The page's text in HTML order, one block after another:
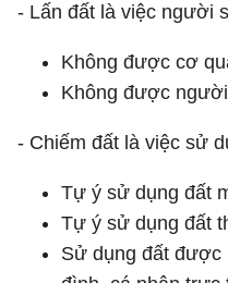
- Lấn đất là việc người
Không được cơ
Không được
- Chiếm đất là việc sử
Tự ý sử dụng đất
Tự ý sử dụng đất
Sử dụng đất được